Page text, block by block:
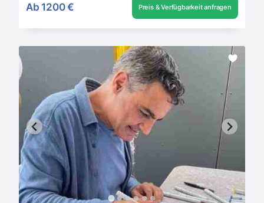
Ab 1200 € Preis & Verfügbarkeit anfragen